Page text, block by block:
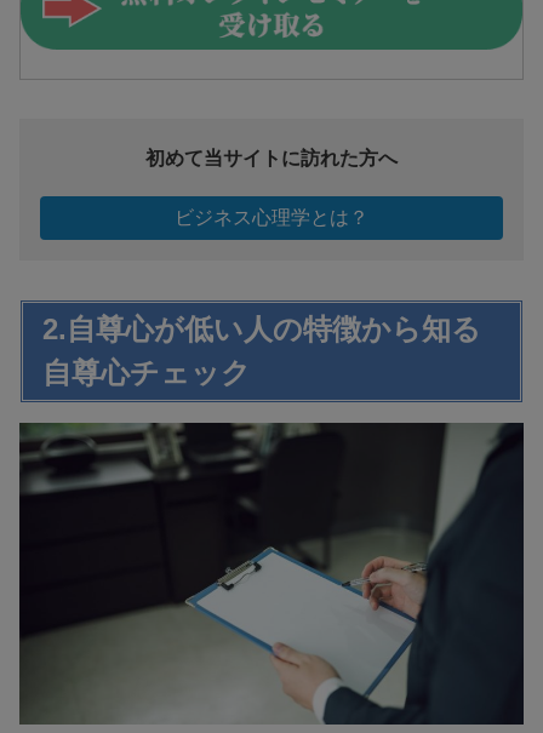
初めて当サイトに訪れた方へ
ビジネス心理学とは？
2.自尊心が低い人の特徴から知る
自尊心チェック